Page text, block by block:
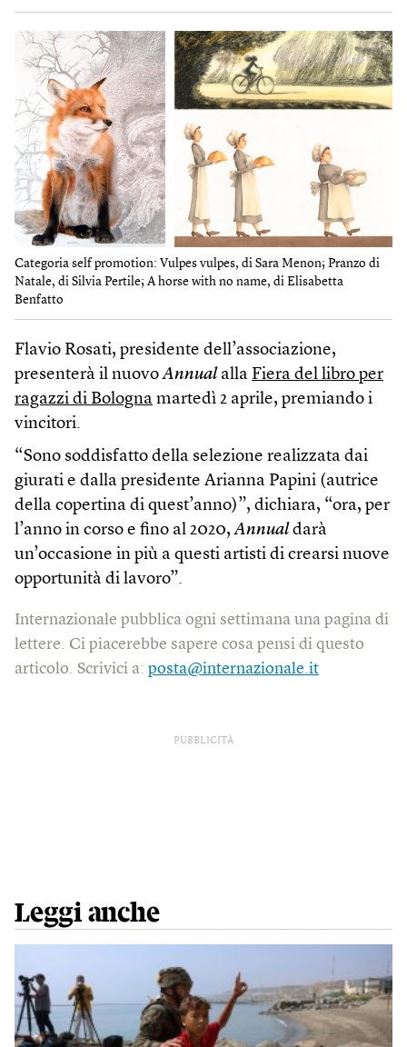
Categoria self promotion: Vulpes vulpes, di Sara Menon; Pranzo di
Natale, di Silvia Pertile; A horse with no name, di Elisabetta
Benfatto
Flavio Rosati, presidente dell’associazione,
presenterà il nuovoAnnual alla Fiera del libro per
ragazzi di Bologna martedì 2 aprile, premiando i
vincitori.
“Sono soddisfatto della selezione realizzata dai
giurati e dalla presidente Arianna Papini (autrice
della copertina di quest’anno)”, dichiara, “ora, per
l’anno in corso e fino al 2020,Annual darà
un’occasione in più a questi artisti di crearsi nuove
opportunità di lavoro”.
Internazionale pubblica ogni settimana una pagina di
lettere. Ci piacerebbe sapere cosa pensi di questo
articolo. Scrivici a: posta@internazionale.it
PUBBLICITÀ
Leggi anche